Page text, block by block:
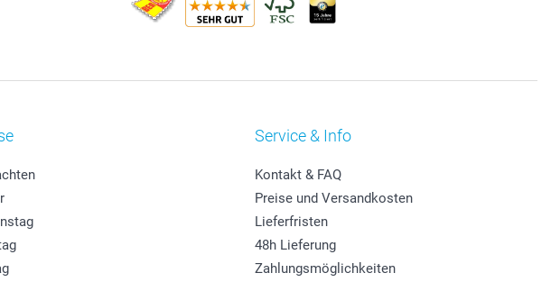
Service & Info
Kontakt & FAQ
Preise und Versandkosten
Lieferfristen
48h Lieferung
Zahlungsmöglichkeiten